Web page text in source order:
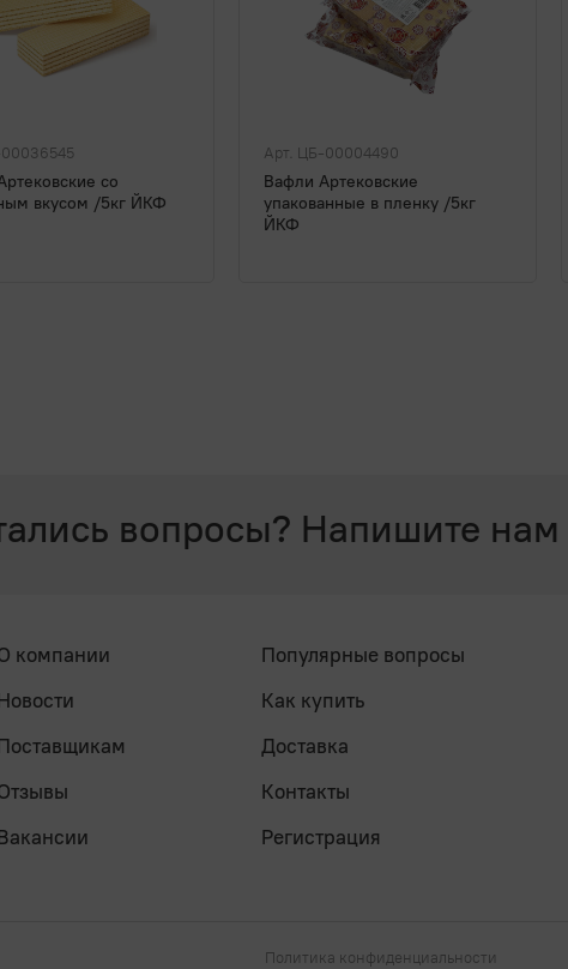
со
вкусом /5кг ЙКФ
Арт. ЦБ-00004490
Вафли Артековские
упакованные в пленку /5кг
ЙКФ
вопросы? Напишите нам
компании
Популярные вопросы
Как купить
Доставка
Контакты
Регистрация
Политика конфиденциальности